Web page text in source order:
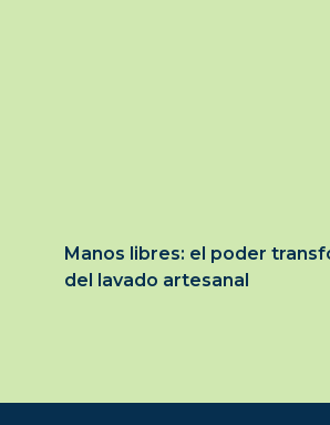
Manos libres: el poder
del lavado artesanal